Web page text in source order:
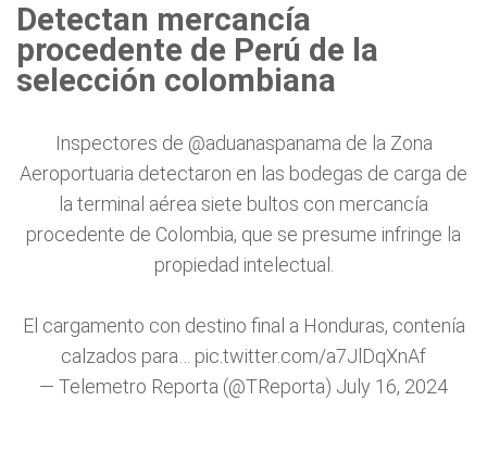
Detectan mercancía
procedente de Perú de la
selección colombiana
Inspectores de @aduanaspanama de la Zona
Aeroportuaria detectaron en las bodegas de carga de
la terminal aérea siete bultos con mercancía
procedente de Colombia, que se presume infringe la
propiedad intelectual.
El cargamento con destino final a Honduras, contenía
calzados para… pic.twitter.com/a7JlDqXnAf
— Telemetro Reporta (@TReporta) July 16, 2024